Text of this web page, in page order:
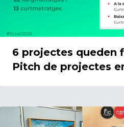
6 projectes queden
Pitch de projectes
12/05/2026